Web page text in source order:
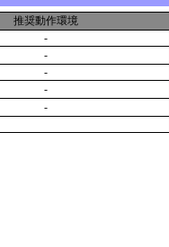
推奨動作環境
-
-
-
-
-